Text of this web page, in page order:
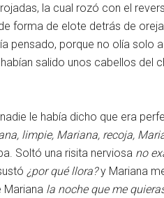
la cual rozó con el
forma de elote detrás de
pensado, porque no olía solo
salido unos cabellos del
le había dicho que era
limpie, Mariana, recoja,
Soltó una risita nerviosa no
¿por qué llora?y Mariana
Mariana la noche que me